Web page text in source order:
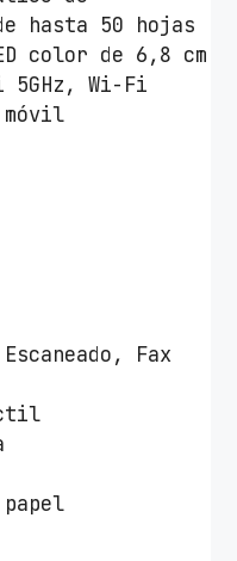
hasta 50 hojas
color de 6,8 cm
5GHz, Wi-Fi
Fax
papel